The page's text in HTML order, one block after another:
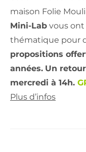
maison Folie
Mini-Lab vous
thématique pour
propositions
années. Un
mercredi à 14h.
Plus d’infos